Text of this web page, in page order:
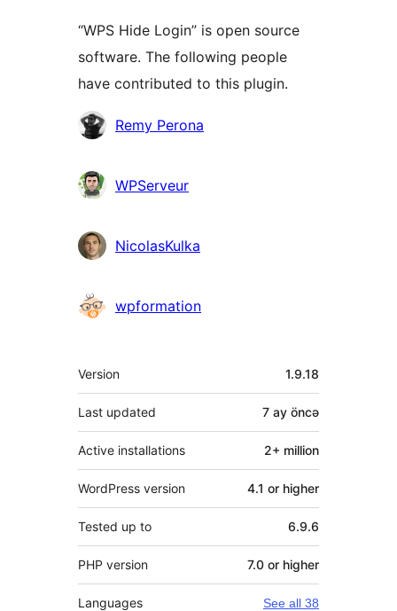
“WPS Hide Login” is open source
software. The following people
have contributed to this plugin.
Contributors
Remy Perona
WPServeur
NicolasKulka
wpformation
Meta
Version 1.9.18
Last updated 7 ay öncə
Active installations 2+ million
WordPress version 4.1 or higher
Tested up to 6.9.6
PHP version 7.0 or higher
Languages See all 38